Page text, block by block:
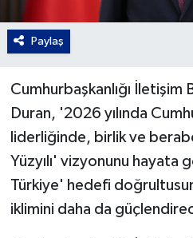
Paylaş
Cumhurbaşkanlığı İletişim
Duran, '2026 yılında
liderliğinde, birlik ve
Yüzyılı' vizyonunu hayata
Türkiye' hedefi
iklimini daha da